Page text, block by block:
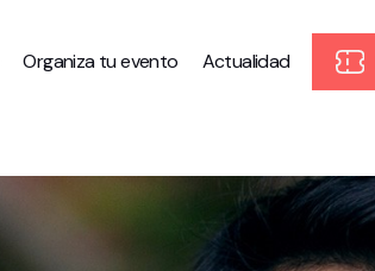
Organiza tu evento Actualidad